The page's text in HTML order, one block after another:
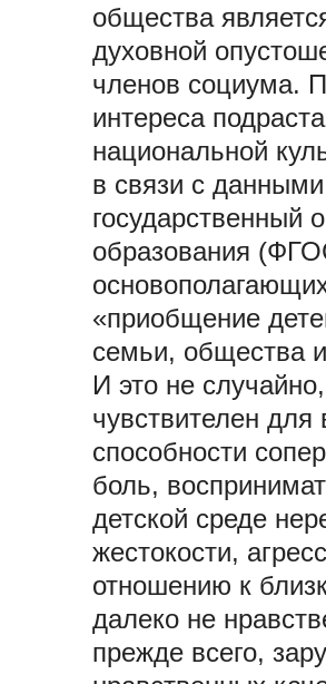
общества
духовной
членов социума.
интереса
национальной
в связи с
государственный
образования
«приобщение
семьи, общества
И это не
чувствителен
способности
боль,
детской среде
жестокости,
отношению к
далеко не
прежде всего,